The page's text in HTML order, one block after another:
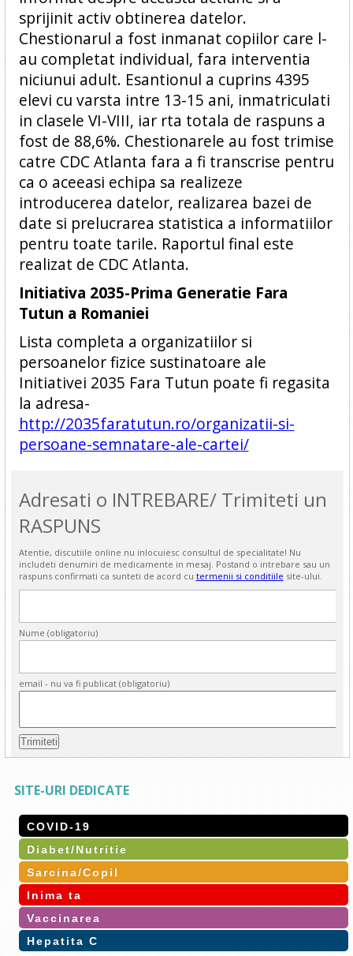
sprijinit activ obtinerea datelor.
Chestionarul a fost inmanat copiilor care l-
au completat individual, fara interventia
niciunui adult. Esantionul a cuprins 4395
elevi cu varsta intre 13-15 ani, inmatriculati
in clasele VI-VIII, iar rta totala de raspuns a
fost de 88,6%. Chestionarele au fost trimise
catre CDC Atlanta fara a fi transcrise pentru
ca o aceeasi echipa sa realizeze
introducerea datelor, realizarea bazei de
date si prelucrarea statistica a informatiilor
pentru toate tarile. Raportul final este
realizat de CDC Atlanta.
Initiativa 2035-Prima Generatie Fara
Tutun a Romaniei
Lista completa a organizatiilor si
persoanelor fizice sustinatoare ale
Initiativei 2035 Fara Tutun poate fi regasita
la adresa-
http://2035faratutun.ro/organizatii-si-
persoane-semnatare-ale-cartei/
Adresati o INTREBARE/ Trimiteti un
RASPUNS
Atentie, discutiile online nu inlocuiesc consultul de specialitate! Nu
includeti denumiri de medicamente in mesaj. Postand o intrebare sau un
raspuns confirmati ca sunteti de acord cu termenii si conditiile site-ului.
Nume (obligatoriu)
email - nu va fi publicat (obligatoriu)
SITE-URI DEDICATE
COVID-19
Diabet/Nutritie
Sarcina/Copil
Inima ta
Vaccinarea
Hepatita C